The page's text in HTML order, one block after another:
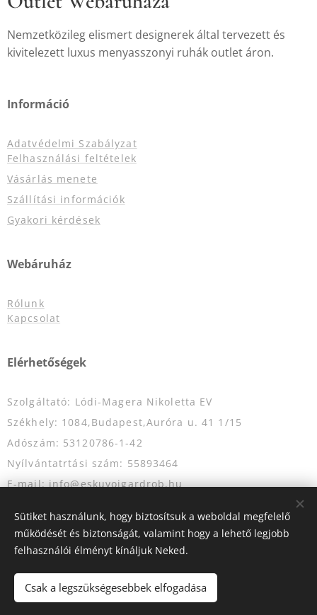
Nemzetközileg elismert designerek által tervezett és
kivitelezett luxus menyasszonyi ruhák outlet áron.
Információ
Adatvédelmi Szabályzat
Felhasználási feltételek
Vásárlás menete
Szállítási információk
Gyakori kérdések
Webáruház
Rólunk
Kapcsolat
Elérhetőségek
Szolgáltató: Lódi-Magera Nikoletta EV
Székhely: 1084,Budapest,Auróra u. 41 1/15
Adószám: 53120786-1-42
Nyílvántatrtási szám: 55893464
E-mail: info@eskuvoigardrob.hu
Az oldalt a Webnode működteti
Sütiket használunk, hogy biztosítsuk a weboldal megfelelő
működését és biztonságát, valamint hogy a lehető legjobb
felhasználói élményt kínáljuk Neked.
Csak a legszükségesebbek elfogadása